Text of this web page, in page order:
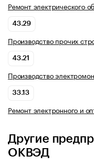
Ремонт электрического
43.29
Производство прочих
43.21
Производство
33.13
Ремонт электронного и
Другие
ОКВЭД